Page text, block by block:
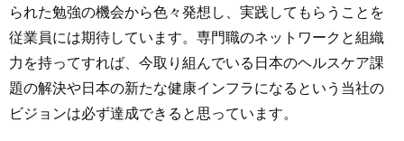
られた勉強の機会から色々発想し、実践してもらうことを
従業員には期待しています。専門職のネットワークと組織
力を持ってすれば、今取り組んでいる日本のヘルスケア課
題の解決や日本の新たな健康インフラになるという当社の
ビジョンは必ず達成できると思っています。